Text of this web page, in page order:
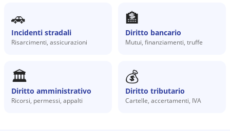
🚗
Incidenti stradali
Risarcimenti, assicurazioni
🏦
Diritto bancario
Mutui, finanziamenti, truffe
🏛️
Diritto amministrativo
Ricorsi, permessi, appalti
💰
Diritto tributario
Cartelle, accertamenti, IVA